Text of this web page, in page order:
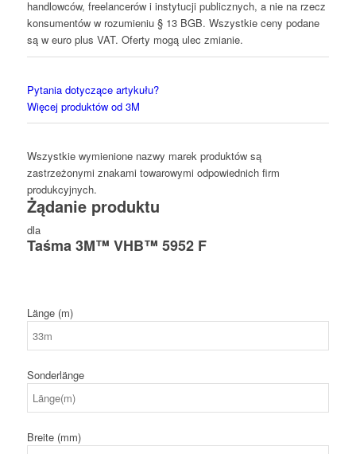
handlowców, freelancerów i instytucji publicznych, a nie na rzecz
konsumentów w rozumieniu § 13 BGB. Wszystkie ceny podane
są w euro plus VAT. Oferty mogą ulec zmianie.
Pytania dotyczące artykułu?
Więcej produktów od 3M
Wszystkie wymienione nazwy marek produktów są
zastrzeżonymi znakami towarowymi odpowiednich firm
produkcyjnych.
Żądanie produktu
dla
Taśma 3M™ VHB™ 5952 F
Länge (m)
Sonderlänge
Breite (mm)